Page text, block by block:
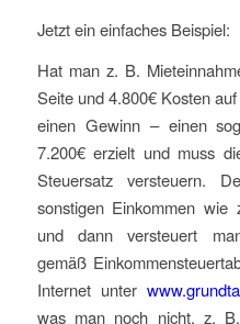
Jetzt ein einfaches Beispiel:
Hat man z. B.
Seite und 4.800€ Kosten
einen Gewinn – einen
7.200€ erzielt und muss
Steuersatz versteuern.
sonstigen Einkommen wie
und dann versteuert
gemäß
Internet unter
was man noch nicht, z.